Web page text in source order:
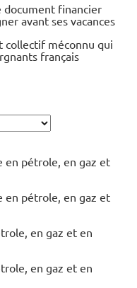
financier
avant ses vacances
collectif méconnu qui
français
en pétrole, en gaz et
en pétrole, en gaz et
en gaz et en
en gaz et en